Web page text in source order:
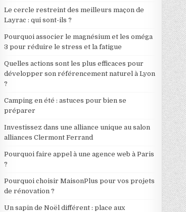
Le cercle restreint des meilleurs maçon de
Layrac : qui sont-ils ?
Pourquoi associer le magnésium et les oméga
3 pour réduire le stress et la fatigue
Quelles actions sont les plus efficaces pour
développer son référencement naturel à Lyon
?
Camping en été : astuces pour bien se
préparer
Investissez dans une alliance unique au salon
alliances Clermont Ferrand
Pourquoi faire appel à une agence web à Paris
?
Pourquoi choisir MaisonPlus pour vos projets
de rénovation ?
Un sapin de Noël différent : place aux